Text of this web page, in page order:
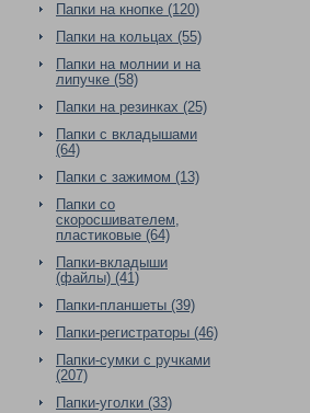
Папки на кнопке (120)
Папки на кольцах (55)
Папки на молнии и на
липучке (58)
Папки на резинках (25)
Папки с вкладышами
(64)
Папки с зажимом (13)
Папки со
скоросшивателем,
пластиковые (64)
Папки-вкладыши
(файлы) (41)
Папки-планшеты (39)
Папки-регистраторы (46)
Папки-сумки с ручками
(207)
Папки-уголки (33)